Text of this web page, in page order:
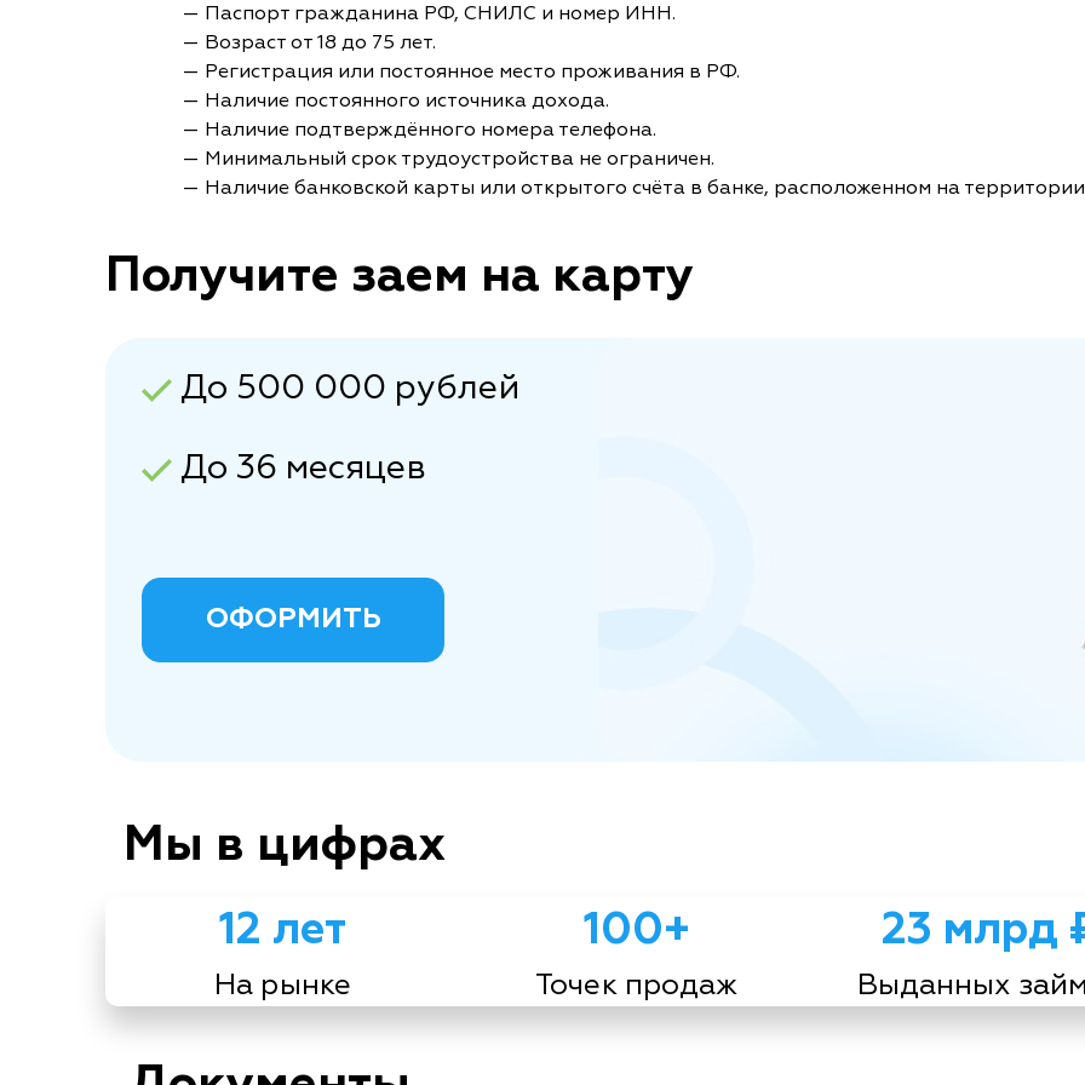
— Паспорт гражданина РФ, СНИЛС и номер ИНН.
— Возраст от 18 до 75 лет.
— Регистрация или постоянное место проживания в РФ.
— Наличие постоянного источника дохода.
— Наличие подтверждённого номера телефона.
— Минимальный срок трудоустройства не ограничен.
— Наличие банковской карты или открытого счёта в банке, расположенном на
Получите заем на карту
До 500 000 рублей
До 36 месяцев
ОФОРМИТЬ
Мы в цифрах
12 лет
На рынке
100+
Точек продаж
23 млрд
Выданных